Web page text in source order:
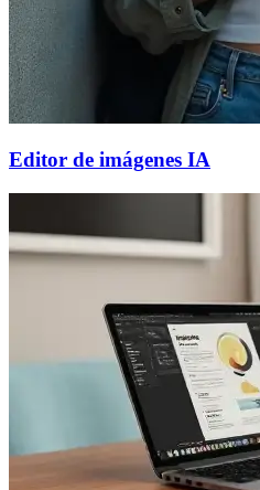
Editor de imágenes IA